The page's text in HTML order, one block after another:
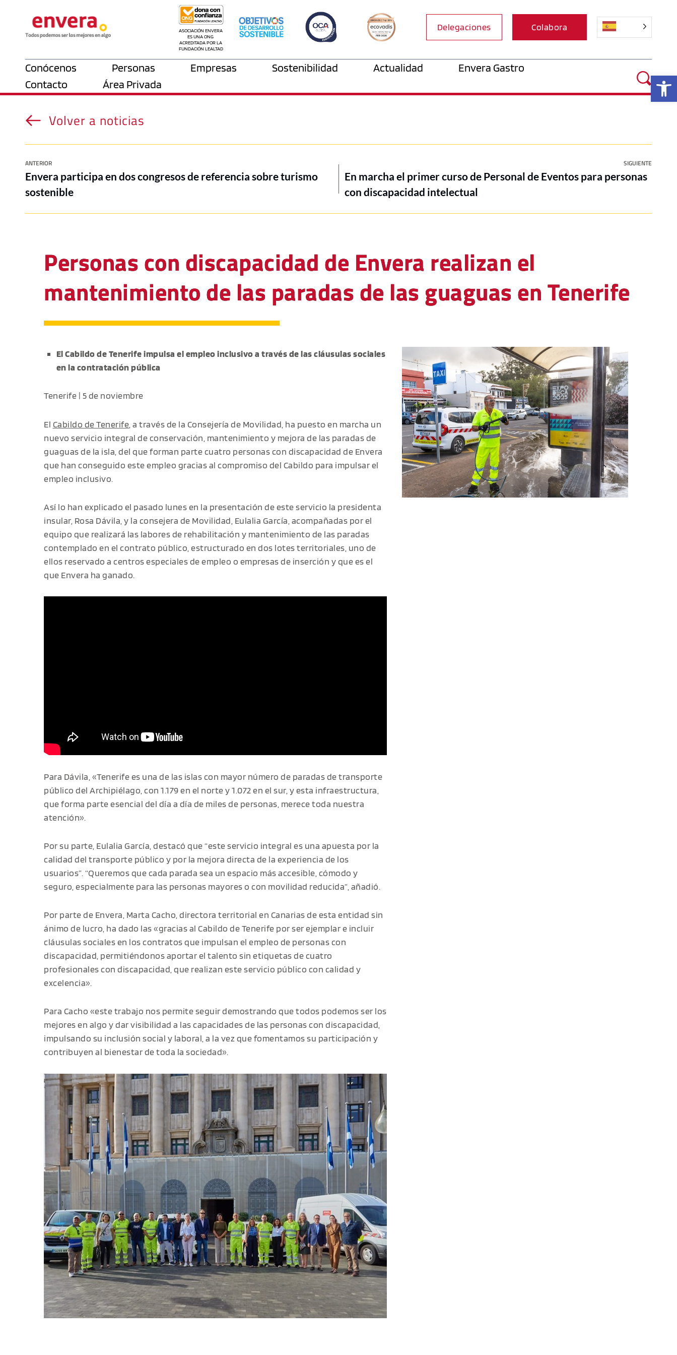
ASOCIACIÓN ENVERA
ES UNA ONG
ACREDITADA POR LA
FUNDACIÓN LEALTAD
Delegaciones Colabora
Conócenos Personas Empresas Sostenibilidad Actualidad
Envera Gastro
Contacto
Área Privada
Volver a noticias
ANTERIOR SIGUIENTE
Envera participa en dos congresos de referencia sobre turismo
sostenible
En marcha el primer curso de Personal de Eventos para personas
con discapacidad intelectual
Personas con discapacidad de Envera realizan el
mantenimiento de las paradas de las guaguas en Tenerife
El Cabildo de Tenerife impulsa el empleo inclusivo a través de las cláusulas sociales
en la contratación pública
Tenerife | 5 de noviembre
El Cabildo de Tenerife , a través de la Consejería de Movilidad, ha puesto en marcha un
nuevo servicio integral de conservación, mantenimiento y mejora de las paradas de
guaguas de la isla, del que forman parte cuatro personas con discapacidad de Envera
que han conseguido este empleo gracias al compromiso del Cabildo para impulsar el
empleo inclusivo.
Así lo han explicado el pasado lunes en la presentación de este servicio la presidenta
insular, Rosa Dávila, y la consejera de Movilidad, Eulalia García, acompañadas por el
equipo que realizará las labores de rehabilitación y mantenimiento de las paradas
contemplado en el contrato público, estructurado en dos lotes territoriales, uno de
ellos reservado a centros especiales de empleo o empresas de inserción y que es el
que Envera ha ganado.
Para Dávila, «Tenerife es una de las islas con mayor número de paradas de transporte
público del Archipiélago, con 1.179 en el norte y 1.072 en el sur, y esta infraestructura,
que forma parte esencial del día a día de miles de personas, merece toda nuestra
atención».
Por su parte, Eulalia García, destacó que “este servicio integral es una apuesta por la
calidad del transporte público y por la mejora directa de la experiencia de los
usuarios”. “Queremos que cada parada sea un espacio más accesible, cómodo y
seguro, especialmente para las personas mayores o con movilidad reducida”, añadió.
Por parte de Envera, Marta Cacho, directora territorial en Canarias de esta entidad sin
ánimo de lucro, ha dado las «gracias al Cabildo de Tenerife por ser ejemplar e incluir
cláusulas sociales en los contratos que impulsan el empleo de personas con
discapacidad, permitiéndonos aportar el talento sin etiquetas de cuatro
profesionales con discapacidad, que realizan este servicio público con calidad y
excelencia».
Para Cacho «este trabajo nos permite seguir demostrando que todos podemos ser los
mejores en algo y dar visibilidad a las capacidades de las personas con discapacidad,
impulsando su inclusión social y laboral, a la vez que fomentamos su participación y
contribuyen al bienestar de toda la sociedad».